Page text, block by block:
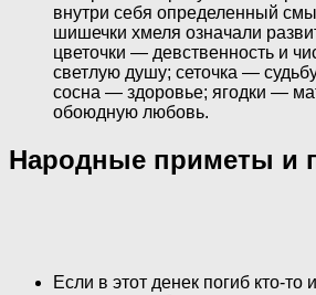
внутри себя определенный
шишечки хмеля означали
цветочки — девственность и
светлую душу; сеточка —
сосна — здоровье; ягодки —
обоюдную любовь.
Народные приметы и
Если в этот денек погиб кто-